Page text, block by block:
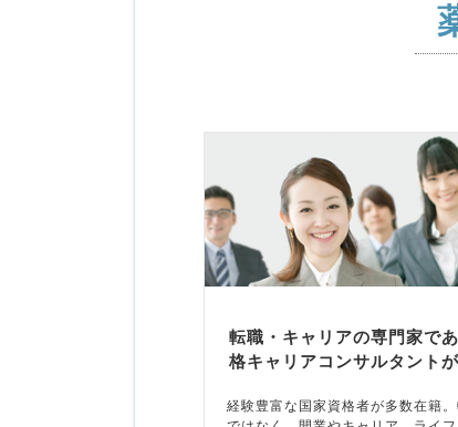
転職・キャリアの専門家で
格キャリアコンサルタント
経験豊富な国家資格者が多数在籍